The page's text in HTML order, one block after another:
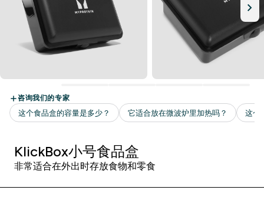
KlickBox小号食品盒
非常适合在外出时存放食物和零食